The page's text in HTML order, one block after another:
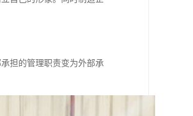
担的管理职责变为外部承